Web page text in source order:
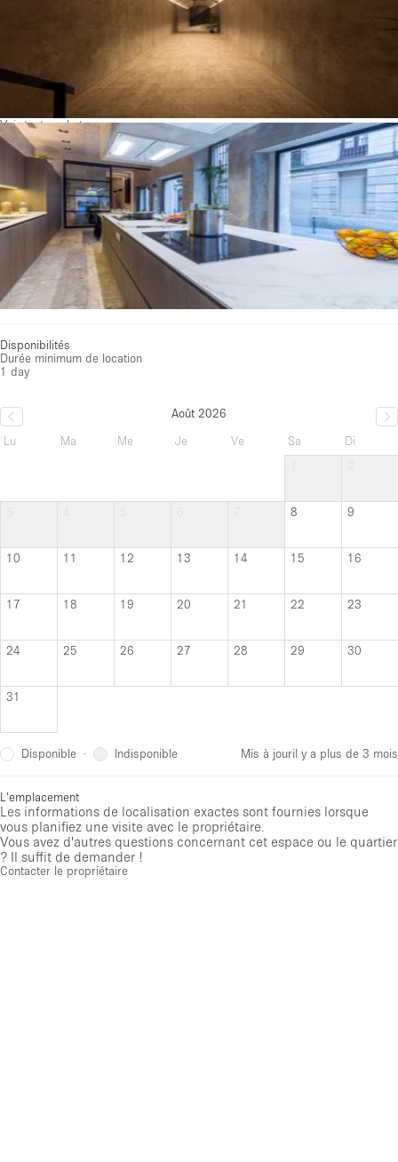
Voir toutes photos
Disponibilités
Durée minimum de location
1 day
Août 2026
Lu
Ma Me Je Ve Sa
Di
8 9
10 11 12 13 14 15 16
17 18 19 20 21 22 23
24 25 26 27 28 29 30
31
Disponible · Indisponible Mis à jouril y a plus de 3 mois
L'emplacement
Les informations de localisation exactes sont fournies lorsque
vous planifiez une visite avec le propriétaire.
Vous avez d'autres questions concernant cet espace ou le quartier
? Il suffit de demander !
Contacter le propriétaire